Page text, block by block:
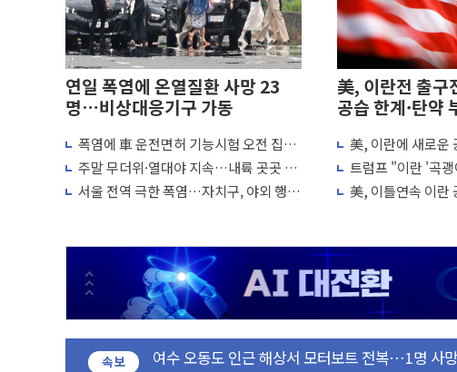
연일 폭염에 온열질환 사망 23
명…비상대응기구 가동
폭염에 車 운전면허 기능시험 오전 집중
편성…체감온도 38도 넘으면 중단
주말 무더위·열대야 지속…내륙 곳곳 소
나기
서울 전역 극한 폭염…자치구, 야외 행사
美, 이란전 출
공습 한계·탄약
美, 이란에 새로
"이제 우리 차례"
트럼프 "이란 '곡
미군, 사흘째 이란
美, 이틀연속 이
속보
이번주 국내 주요 금융일정(8.10~8.14)
美, 이란전 출구전략 만지작…공습 한계·탄약 부
폐기물 수거하다 참변…60대 환경미화원 수거차
서울 중랑구 주택가서 흉기 난동…60대 남성 2명
李대통령 "결혼 때문에 손해 보는 일 없게"…'결
여수 오동도 인근 해상서 모터보트 전복…1명 사
추미애, '위안부' 피해자 기림의 날 참석..."국제적